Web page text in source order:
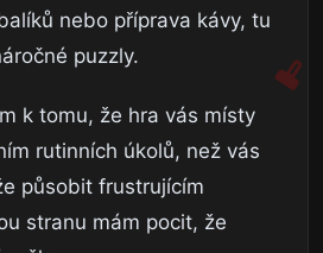
nebo příprava kávy, tu
puzzly.
k tomu, že hra vás místy
rutinních úkolů, než vás
působit frustrujícím
stranu mám pocit, že